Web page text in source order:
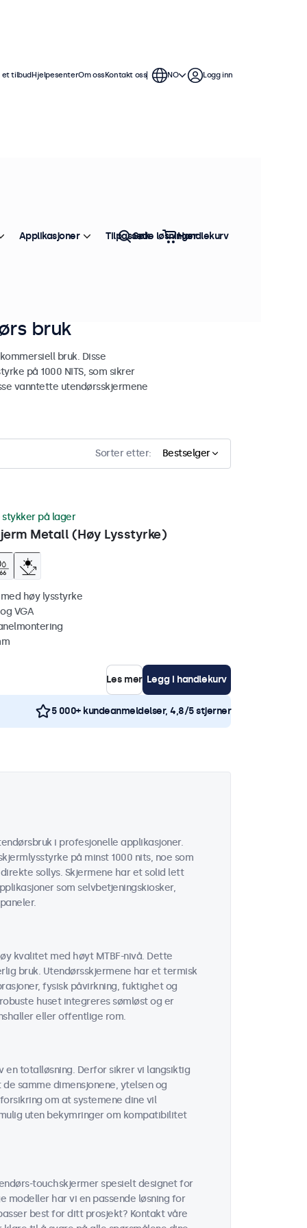
bruk
bruk. Disse
på 1000 NITS, som sikrer
vanntette utendørsskjermene
Sorter etter: Bestselger
Metall (Høy Lysstyrke)
stykker på lager
høy lysstyrke
VGA
Les mer Legg i handlekurv
5 000+ kundeanmeldelser, 4,8/5 stjerner
i profesjonelle applikasjoner.
på minst 1000 nits, noe som
sollys. Skjermene har et solid lett
som selvbetjeningskiosker,
kvalitet med høyt MTBF-nivå. Dette
bruk. Utendørsskjermene har et termisk
fysisk påvirkning, fuktighet og
huset integreres sømløst og er
eller offentlige rom.
totalløsning. Derfor sikrer vi langsiktig
samme dimensjonene, ytelsen og
om at systemene dine vil
uten bekymringer om kompatibilitet
touchskjermer spesielt designet for
modeller har vi en passende løsning for
best for ditt prosjekt? Kontakt våre
et tilbudHjelpesenterOm ossKontakt oss NO Logg inn
Applikasjoner Tilpassede løsninger
Søk Handlekurv